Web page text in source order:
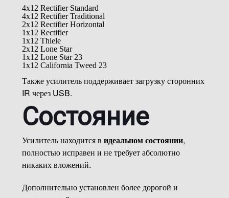
4x12 Rectifier Standard
4x12 Rectifier Traditional
2x12 Rectifier Horizontal
1x12 Rectifier
1x12 Thiele
2x12 Lone Star
1x12 Lone Star 23
1x12 California Tweed 23
Также усилитель поддерживает загрузку сторонних
IR через USB.
Состояние
Усилитель находится в идеальном состоянии,
полностью исправен и не требует абсолютно
никаких вложений.
Дополнительно установлен более дорогой и